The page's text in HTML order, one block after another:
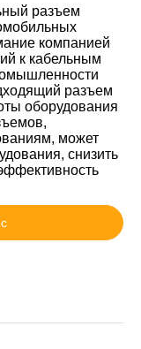
разъем
компанией
к кабельным
разъем
оборудования
может
снизить